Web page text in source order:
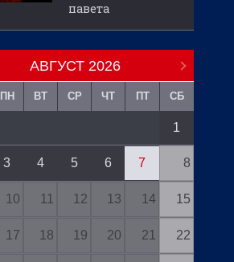
павета
АВГУСТ 2026
ПН ВТ СР ЧТ ПТ СБ
1
3 4 5 6 7 8
10 11 12 13 14 15
17 18 19 20 21 22